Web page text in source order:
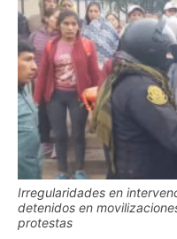
Irregularidades en
detenidos en
protestas